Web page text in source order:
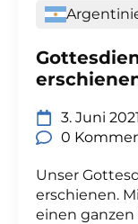
3. Juni 2021
0
Unser
erschienen.
einen